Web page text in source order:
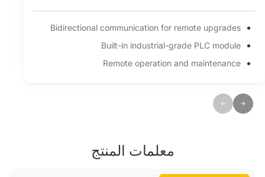
Bidirectional communication for remote upgrades
Built-in industrial-grade PLC module
Remote operation and maintenance
معلمات المنتج